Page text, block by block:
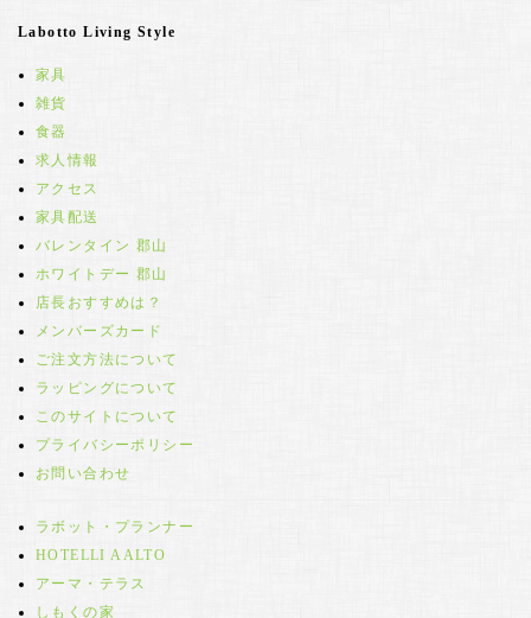
Labotto Living Style
家具
雑貨
食器
求人情報
アクセス
家具配送
バレンタイン 郡山
ホワイトデー 郡山
店長おすすめは？
メンバーズカード
ご注文方法について
ラッピングについて
このサイトについて
プライバシーポリシー
お問い合わせ
ラボット・プランナー
HOTELLI AALTO
アーマ・テラス
しもくの家